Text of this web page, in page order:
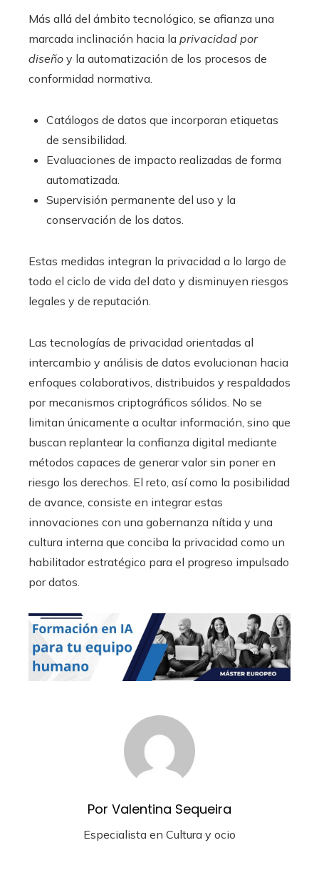
Más allá del ámbito tecnológico, se afianza una
marcada inclinación hacia la privacidad por
diseño y la automatización de los procesos de
conformidad normativa.
Catálogos de datos que incorporan etiquetas
de sensibilidad.
Evaluaciones de impacto realizadas de forma
automatizada.
Supervisión permanente del uso y la
conservación de los datos.
Estas medidas integran la privacidad a lo largo de
todo el ciclo de vida del dato y disminuyen riesgos
legales y de reputación.
Las tecnologías de privacidad orientadas al
intercambio y análisis de datos evolucionan hacia
enfoques colaborativos, distribuidos y respaldados
por mecanismos criptográficos sólidos. No se
limitan únicamente a ocultar información, sino que
buscan replantear la confianza digital mediante
métodos capaces de generar valor sin poner en
riesgo los derechos. El reto, así como la posibilidad
de avance, consiste en integrar estas
innovaciones con una gobernanza nítida y una
cultura interna que conciba la privacidad como un
habilitador estratégico para el progreso impulsado
por datos.
Por Valentina Sequeira
Especialista en Cultura y ocio